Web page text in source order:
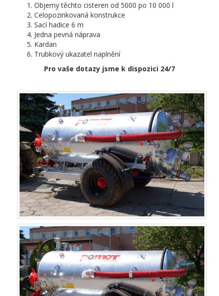
Objemy těchto cisteren od 5000 po 10 000 l
Celopozinkovaná konstrukce
Sací hadice 6 m
Jedna pevná náprava
Kardan
Trubkový ukazatel naplnění
Pro vaše dotazy jsme k dispozici 24/7